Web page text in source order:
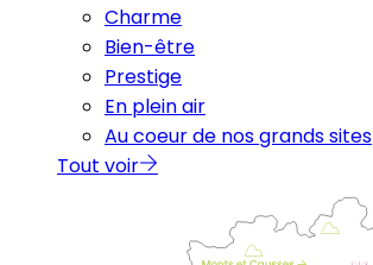
Charme
Bien-être
Prestige
En plein air
Au coeur de nos grands sites
Tout voir